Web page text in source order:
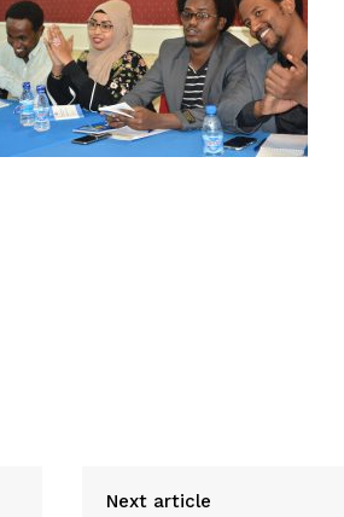
Next article